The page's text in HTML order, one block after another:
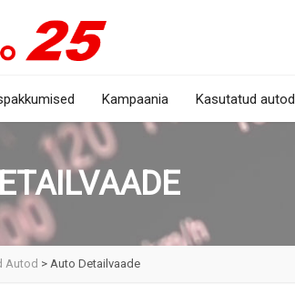
Kampaania Kasutatud autod
Autod > Auto Detailvaade